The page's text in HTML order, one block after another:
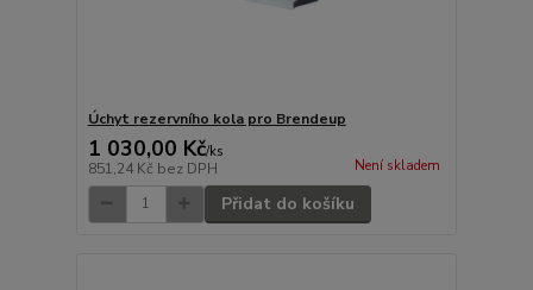
Úchyt rezervního kola pro Brendeup
1 030,00 Kč/ks
851,24 Kč bez DPH Není skladem
Přidat do košíku